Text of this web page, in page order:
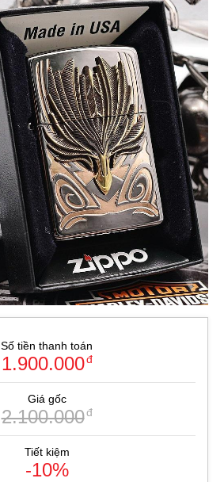
Số tiền thanh toán
1.900.000đ
Giá gốc
2.100.000đ
Tiết kiệm
-10%